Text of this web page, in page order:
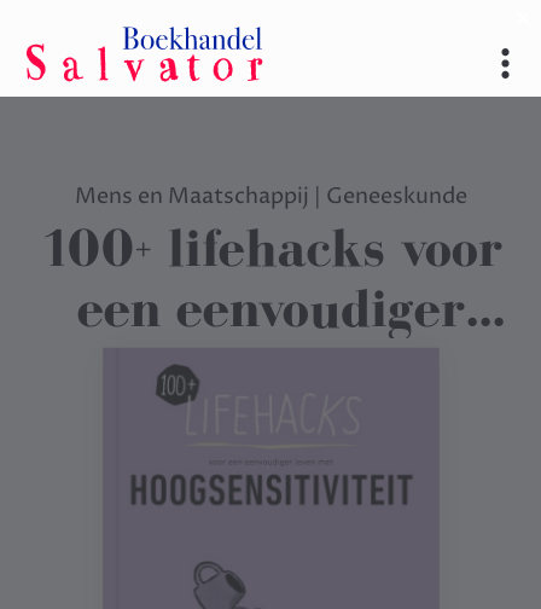
Mens en Maatschappij | Geneeskunde
100+ lifehacks voor
een eenvoudiger
leven met